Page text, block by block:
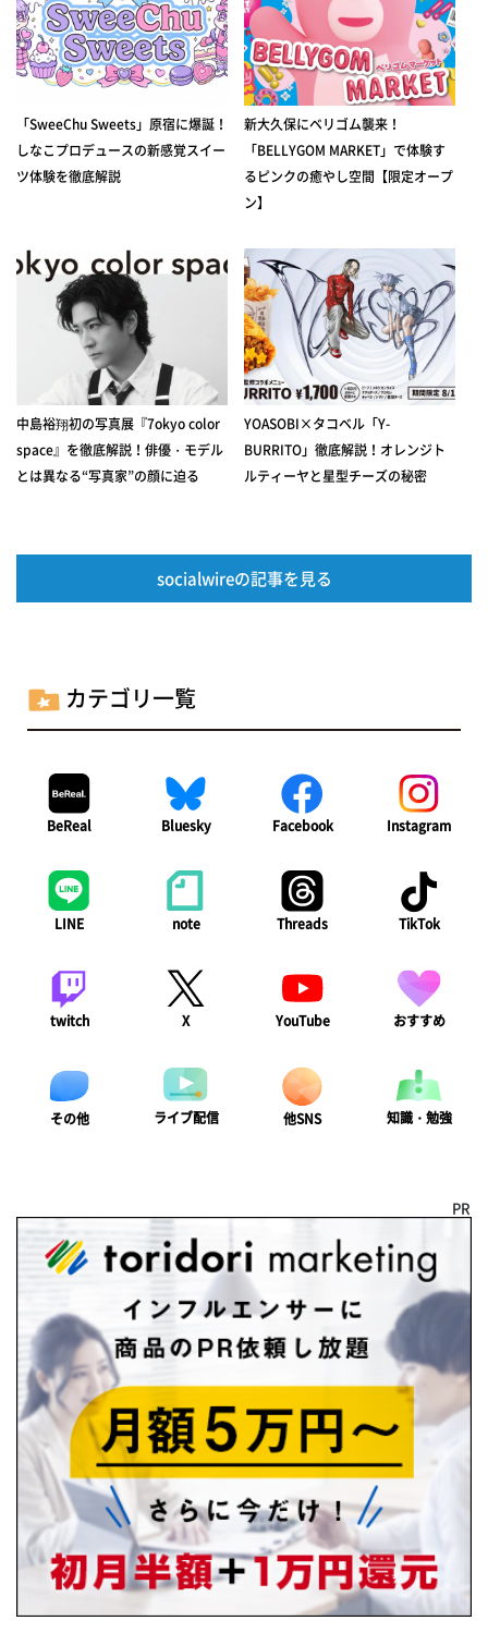
「SweeChu Sweets」原宿に爆誕！
しなこプロデュースの新感覚スイー
ツ体験を徹底解説
新大久保にベリゴム襲来！
「BELLYGOM MARKET」で体験す
るピンクの癒やし空間【限定オープ
ン】
中島裕翔初の写真展『7okyo color
space』を徹底解説！俳優・モデル
とは異なる“写真家”の顔に迫る
YOASOBI×タコベル「Y-
BURRITO」徹底解説！オレンジト
ルティーヤと星型チーズの秘密
socialwireの記事を見る
カテゴリ一覧
BeReal Bluesky Facebook Instagram
LINE note Threads TikTok
twitch X YouTube おすすめ
その他 ライブ配信 他SNS 知識・勉強
PR